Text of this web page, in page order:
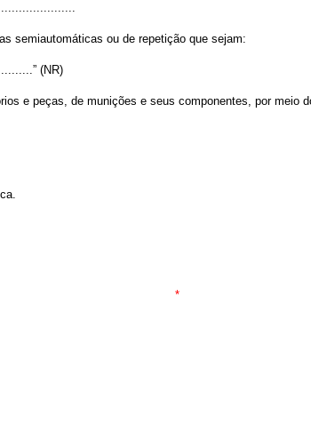
semiautomáticas ou de repetição que sejam:
(NR)
e peças, de munições e seus componentes, por meio
*